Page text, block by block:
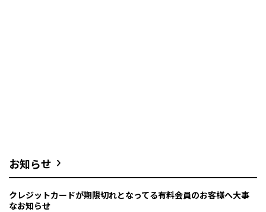
お知らせ
クレジットカードが期限切れとなってる有料会員のお客様へ大事
なお知らせ